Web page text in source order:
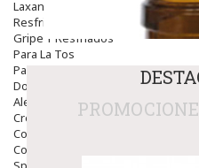
Laxantes
Resfriados
Gripe Y Resfriados
Para La Tos
Para Descongestionar La Nariz
Dolor De Garganta
Alergias Y Picaduras
Cremas
Comprimidos
Colirios